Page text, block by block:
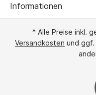
Informationen
* Alle Preise inkl.
Versandkosten und ggf.